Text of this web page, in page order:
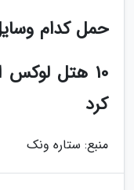
حمل کدام
10 هتل لوکس
کرد
منبع: ستاره ونک